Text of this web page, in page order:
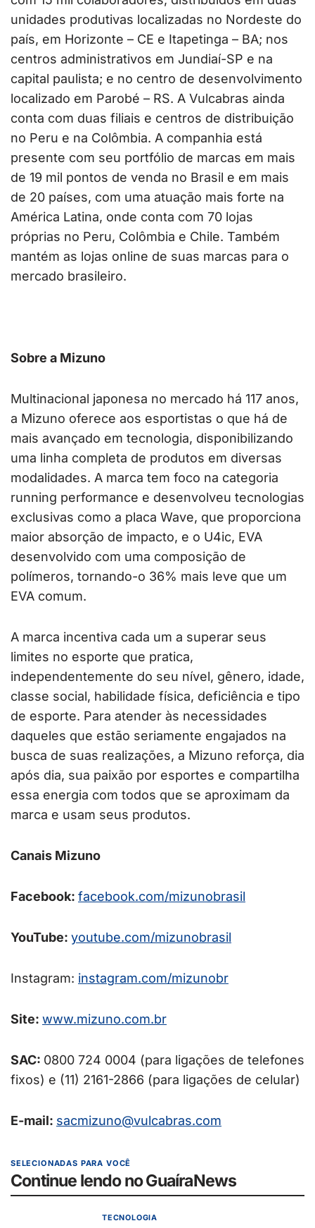
unidades produtivas localizadas no Nordeste do
país, em Horizonte – CE e Itapetinga – BA; nos
centros administrativos em Jundiaí-SP e na
capital paulista; e no centro de desenvolvimento
localizado em Parobé – RS. A Vulcabras ainda
conta com duas filiais e centros de distribuição
no Peru e na Colômbia. A companhia está
presente com seu portfólio de marcas em mais
de 19 mil pontos de venda no Brasil e em mais
de 20 países, com uma atuação mais forte na
América Latina, onde conta com 70 lojas
próprias no Peru, Colômbia e Chile. Também
mantém as lojas online de suas marcas para o
mercado brasileiro.
Sobre a Mizuno
Multinacional japonesa no mercado há 117 anos,
a Mizuno oferece aos esportistas o que há de
mais avançado em tecnologia, disponibilizando
uma linha completa de produtos em diversas
modalidades. A marca tem foco na categoria
running performance e desenvolveu tecnologias
exclusivas como a placa Wave, que proporciona
maior absorção de impacto, e o U4ic, EVA
desenvolvido com uma composição de
polímeros, tornando-o 36% mais leve que um
EVA comum.
A marca incentiva cada um a superar seus
limites no esporte que pratica,
independentemente do seu nível, gênero, idade,
classe social, habilidade física, deficiência e tipo
de esporte. Para atender às necessidades
daqueles que estão seriamente engajados na
busca de suas realizações, a Mizuno reforça, dia
após dia, sua paixão por esportes e compartilha
essa energia com todos que se aproximam da
marca e usam seus produtos.
Canais Mizuno
Facebook: facebook.com/mizunobrasil
YouTube: youtube.com/mizunobrasil
Instagram: instagram.com/mizunobr
Site: www.mizuno.com.br
SAC: 0800 724 0004 (para ligações de telefones
fixos) e (11) 2161-2866 (para ligações de celular)
E-mail: sacmizuno@vulcabras.com
SELECIONADAS PARA VOCÊ
Continue lendo no GuaíraNews
TECNOLOGIA